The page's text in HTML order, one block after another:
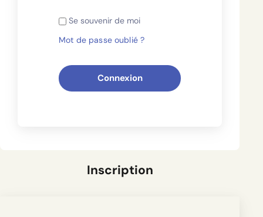
Se souvenir de moi
Mot de passe oublié ?
Connexion
Inscription